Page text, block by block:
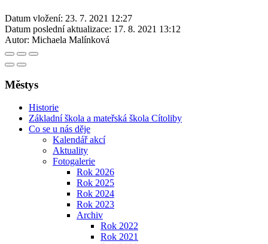
Datum vložení: 23. 7. 2021 12:27
Datum poslední aktualizace: 17. 8. 2021 13:12
Autor: Michaela Malínková
Městys
Historie
Základní škola a mateřská škola Cítoliby
Co se u nás děje
Kalendář akcí
Aktuality
Fotogalerie
Rok 2026
Rok 2025
Rok 2024
Rok 2023
Archiv
Rok 2022
Rok 2021